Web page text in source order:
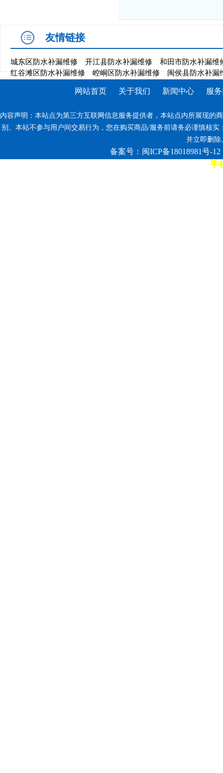
友情链接
城东区防水补漏维修 开江县防水补漏维修
和田市防水补漏维
红谷滩区防水补漏维修
崆峒区防水补漏维修 闽侯县防水补漏
网站首页 关于我们 新闻中心 服
内容声明：本站点为第三方互联网信息服务提供者，本站点内所展现的
别。本站不参与用户间交易行为，您在购买商品/服务前请务必谨慎核
并立即删除
备案号：闽ICP备18018981号-12
7*12小时客服热线: 康师傅手